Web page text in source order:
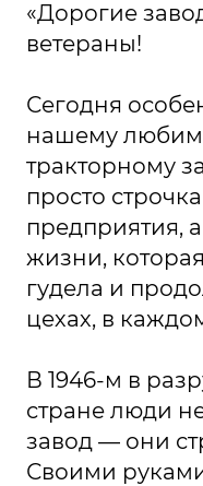
«Дорогие
ветераны!
Сегодня
нашему
тракторному
просто
предприятия,
жизни,
гудела и
цехах, в
В 1946-м в
стране люди
завод — они
Своими